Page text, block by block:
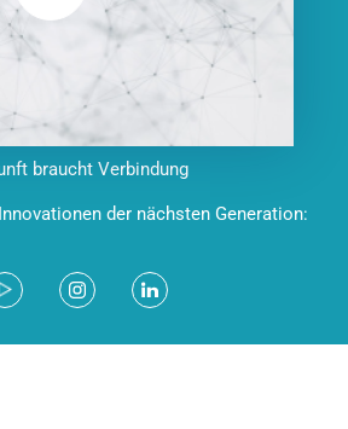
braucht Verbindung
der nächsten Generation: